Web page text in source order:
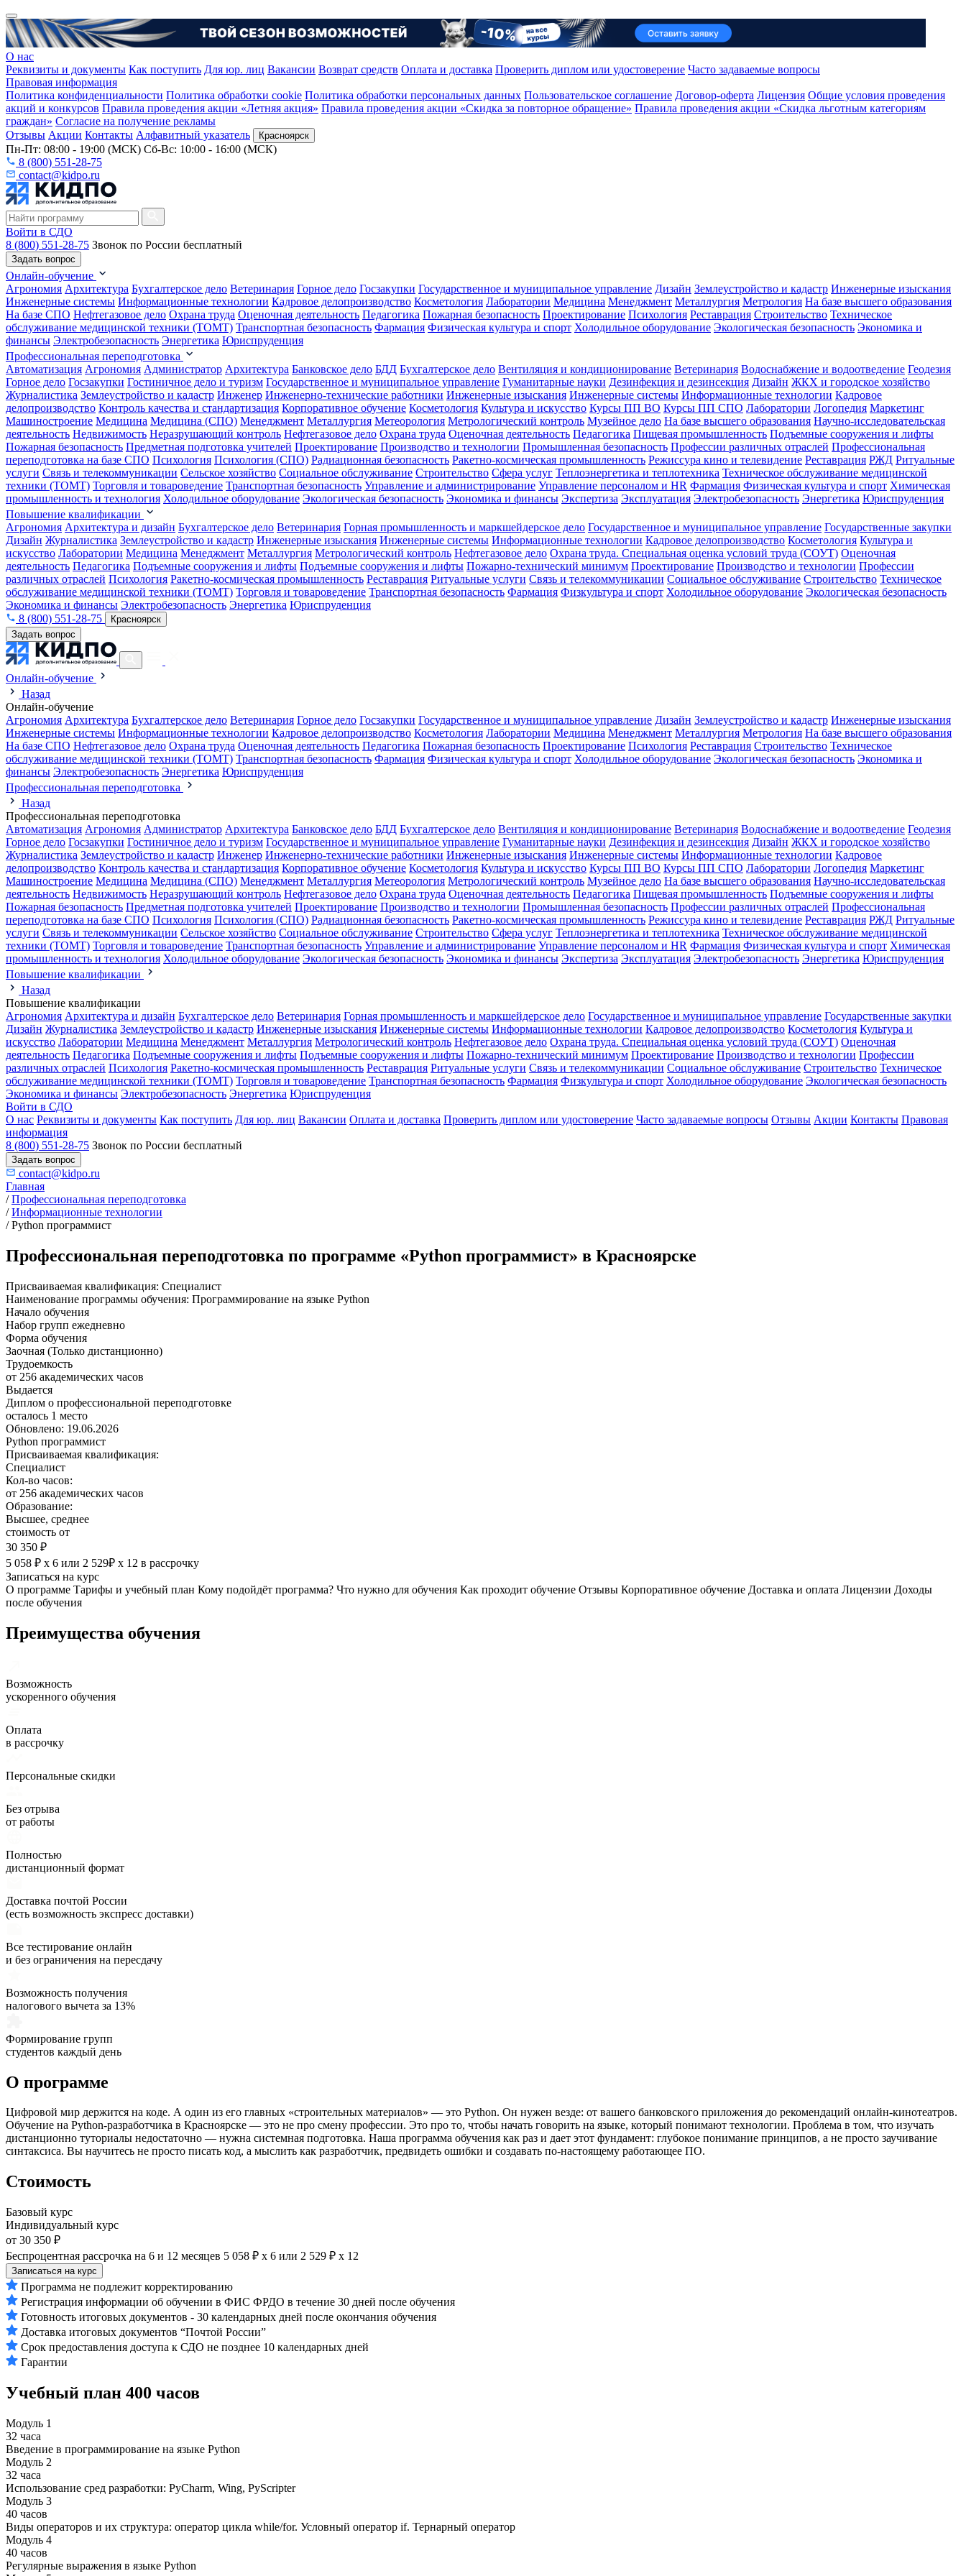
О нас
Реквизиты и документы Как поступить Для юр. лиц Вакансии Возврат средств Оплата и доставка Проверить диплом или удостоверение Часто задаваемые вопросы
Правовая информация
Политика конфиденциальности Политика обработки cookie Политика обработки персональных данных Пользовательское соглашение Договор-оферта Лицензия Общие условия проведения
акций и конкурсов Правила проведения акции «Летняя акция» Правила проведения акции «Скидка за повторное обращение» Правила проведения акции «Скидка льготным категориям
граждан» Согласие на получение рекламы
Отзывы Акции Контакты Алфавитный указатель Красноярск
Пн-Пт: 08:00 - 19:00 (МСК) Сб-Вс: 10:00 - 16:00 (МСК)
8 (800) 551-28-75
contact@kidpo.ru
Войти в СДО
8 (800) 551-28-75 Звонок по России бесплатный
Задать вопрос
Онлайн-обучение
Агрономия Архитектура Бухгалтерское дело Ветеринария Горное дело Госзакупки Государственное и муниципальное управление Дизайн Землеустройство и кадастр Инженерные изыскания
Инженерные системы Информационные технологии Кадровое делопроизводство Косметология Лаборатории Медицина Менеджмент Металлургия Метрология На базе высшего образования
На базе СПО Нефтегазовое дело Охрана труда Оценочная деятельность Педагогика Пожарная безопасность Проектирование Психология Реставрация Строительство Техническое
обслуживание медицинской техники (ТОМТ) Транспортная безопасность Фармация Физическая культура и спорт Холодильное оборудование Экологическая безопасность Экономика и
финансы Электробезопасность Энергетика Юриспруденция
Профессиональная переподготовка
Автоматизация Агрономия Администратор Архитектура Банковское дело БДД Бухгалтерское дело Вентиляция и кондиционирование Ветеринария Водоснабжение и водоотведение Геодезия
Горное дело Госзакупки Гостиничное дело и туризм Государственное и муниципальное управление Гуманитарные науки Дезинфекция и дезинсекция Дизайн ЖКХ и городское хозяйство
Журналистика Землеустройство и кадастр Инженер Инженерно-технические работники Инженерные изыскания Инженерные системы Информационные технологии Кадровое
делопроизводство Контроль качества и стандартизация Корпоративное обучение Косметология Культура и искусство Курсы ПП ВО Курсы ПП СПО Лаборатории Логопедия Маркетинг
Машиностроение Медицина Медицина (СПО) Менеджмент Металлургия Метеорология Метрологический контроль Музейное дело На базе высшего образования Научно-исследовательская
деятельность Недвижимость Неразрушающий контроль Нефтегазовое дело Охрана труда Оценочная деятельность Педагогика Пищевая промышленность Подъемные сооружения и лифты
Пожарная безопасность Предметная подготовка учителей Проектирование Производство и технологии Промышленная безопасность Профессии различных отраслей Профессиональная
переподготовка на базе СПО Психология Психология (СПО) Радиационная безопасность Ракетно-космическая промышленность Режиссура кино и телевидение Реставрация РЖД Ритуальные
услуги Связь и телекоммуникации Сельское хозяйство Социальное обслуживание Строительство Сфера услуг Теплоэнергетика и теплотехника Техническое обслуживание медицинской
техники (ТОМТ) Торговля и товароведение Транспортная безопасность Управление и администрирование Управление персоналом и HR Фармация Физическая культура и спорт Химическая
промышленность и технология Холодильное оборудование Экологическая безопасность Экономика и финансы Экспертиза Эксплуатация Электробезопасность Энергетика Юриспруденция
Повышение квалификации
Агрономия Архитектура и дизайн Бухгалтерское дело Ветеринария Горная промышленность и маркшейдерское дело Государственное и муниципальное управление Государственные закупки
Дизайн Журналистика Землеустройство и кадастр Инженерные изыскания Инженерные системы Информационные технологии Кадровое делопроизводство Косметология Культура и
искусство Лаборатории Медицина Менеджмент Металлургия Метрологический контроль Нефтегазовое дело Охрана труда. Специальная оценка условий труда (СОУТ) Оценочная
деятельность Педагогика Подъемные сооружения и лифты Подъемные сооружения и лифты Пожарно-технический минимум Проектирование Производство и технологии Профессии
различных отраслей Психология Ракетно-космическая промышленность Реставрация Ритуальные услуги Связь и телекоммуникации Социальное обслуживание Строительство Техническое
обслуживание медицинской техники (ТОМТ) Торговля и товароведение Транспортная безопасность Фармация Физкультура и спорт Холодильное оборудование Экологическая безопасность
Экономика и финансы Электробезопасность Энергетика Юриспруденция
8 (800) 551-28-75
Красноярск
Задать вопрос
Онлайн-обучение
Назад
Онлайн-обучение
Агрономия Архитектура Бухгалтерское дело Ветеринария Горное дело Госзакупки Государственное и муниципальное управление Дизайн Землеустройство и кадастр Инженерные изыскания
Инженерные системы Информационные технологии Кадровое делопроизводство Косметология Лаборатории Медицина Менеджмент Металлургия Метрология На базе высшего образования
На базе СПО Нефтегазовое дело Охрана труда Оценочная деятельность Педагогика Пожарная безопасность Проектирование Психология Реставрация Строительство Техническое
обслуживание медицинской техники (ТОМТ) Транспортная безопасность Фармация Физическая культура и спорт Холодильное оборудование Экологическая безопасность Экономика и
финансы Электробезопасность Энергетика Юриспруденция
Профессиональная переподготовка
Назад
Профессиональная переподготовка
Автоматизация Агрономия Администратор Архитектура Банковское дело БДД Бухгалтерское дело Вентиляция и кондиционирование Ветеринария Водоснабжение и водоотведение Геодезия
Горное дело Госзакупки Гостиничное дело и туризм Государственное и муниципальное управление Гуманитарные науки Дезинфекция и дезинсекция Дизайн ЖКХ и городское хозяйство
Журналистика Землеустройство и кадастр Инженер Инженерно-технические работники Инженерные изыскания Инженерные системы Информационные технологии Кадровое
делопроизводство Контроль качества и стандартизация Корпоративное обучение Косметология Культура и искусство Курсы ПП ВО Курсы ПП СПО Лаборатории Логопедия Маркетинг
Машиностроение Медицина Медицина (СПО) Менеджмент Металлургия Метеорология Метрологический контроль Музейное дело На базе высшего образования Научно-исследовательская
деятельность Недвижимость Неразрушающий контроль Нефтегазовое дело Охрана труда Оценочная деятельность Педагогика Пищевая промышленность Подъемные сооружения и лифты
Пожарная безопасность Предметная подготовка учителей Проектирование Производство и технологии Промышленная безопасность Профессии различных отраслей Профессиональная
переподготовка на базе СПО Психология Психология (СПО) Радиационная безопасность Ракетно-космическая промышленность Режиссура кино и телевидение Реставрация РЖД Ритуальные
услуги Связь и телекоммуникации Сельское хозяйство Социальное обслуживание Строительство Сфера услуг Теплоэнергетика и теплотехника Техническое обслуживание медицинской
техники (ТОМТ) Торговля и товароведение Транспортная безопасность Управление и администрирование Управление персоналом и HR Фармация Физическая культура и спорт Химическая
промышленность и технология Холодильное оборудование Экологическая безопасность Экономика и финансы Экспертиза Эксплуатация Электробезопасность Энергетика Юриспруденция
Повышение квалификации
Назад
Повышение квалификации
Агрономия Архитектура и дизайн Бухгалтерское дело Ветеринария Горная промышленность и маркшейдерское дело Государственное и муниципальное управление Государственные закупки
Дизайн Журналистика Землеустройство и кадастр Инженерные изыскания Инженерные системы Информационные технологии Кадровое делопроизводство Косметология Культура и
искусство Лаборатории Медицина Менеджмент Металлургия Метрологический контроль Нефтегазовое дело Охрана труда. Специальная оценка условий труда (СОУТ) Оценочная
деятельность Педагогика Подъемные сооружения и лифты Подъемные сооружения и лифты Пожарно-технический минимум Проектирование Производство и технологии Профессии
различных отраслей Психология Ракетно-космическая промышленность Реставрация Ритуальные услуги Связь и телекоммуникации Социальное обслуживание Строительство Техническое
обслуживание медицинской техники (ТОМТ) Торговля и товароведение Транспортная безопасность Фармация Физкультура и спорт Холодильное оборудование Экологическая безопасность
Экономика и финансы Электробезопасность Энергетика Юриспруденция
Войти в СДО
О нас Реквизиты и документы Как поступить Для юр. лиц Вакансии Оплата и доставка Проверить диплом или удостоверение Часто задаваемые вопросы Отзывы Акции Контакты Правовая
информация
8 (800) 551-28-75 Звонок по России бесплатный
Задать вопрос
contact@kidpo.ru
Главная
/ Профессиональная переподготовка
/ Информационные технологии
/ Python программист
Профессиональная переподготовка по программе «Python программист» в Красноярске
Присваиваемая квалификация: Специалист
Наименование программы обучения: Программирование на языке Python
Начало обучения
Набор групп ежедневно
Форма обучения
Заочная (Только дистанционно)
Трудоемкость
от 256 академических часов
Выдается
Диплом о профессиональной переподготовке
осталось 1 место
Обновлено: 19.06.2026
Python программист
Присваиваемая квалификация:
Специалист
Кол-во часов:
от 256 академических часов
Образование:
Высшее, среднее
стоимость от
30 350 ₽
5 058 ₽ х 6 или 2 529₽ х 12 в рассрочку
Записаться на курс
О программе Тарифы и учебный план Кому подойдёт программа? Что нужно для обучения Как проходит обучение Отзывы Корпоративное обучение Доставка и оплата Лицензии Доходы
после обучения
Преимущества обучения
Возможность
ускоренного обучения
Оплата
в рассрочку
Персональные скидки
Без отрыва
от работы
Полностью
дистанционный формат
Доставка почтой России
(есть возможность экспресс доставки)
Все тестирование онлайн
и без ограничения на пересдачу
Возможность получения
налогового вычета за 13%
Формирование групп
студентов каждый день
О программе
Цифровой мир держится на коде. А один из его главных «строительных материалов» — это Python. Он нужен везде: от вашего банковского приложения до рекомендаций онлайн-кинотеатров.
Обучение на Python-разработчика в Красноярске — это не про смену профессии. Это про то, чтобы начать говорить на языке, который понимают технологии. Проблема в том, что изучать
дистанционно туториалы недостаточно — нужна системная подготовка. Наша программа обучения как раз и дает этот фундамент: глубокое понимание принципов, а не просто заучивание
синтаксиса. Вы научитесь не просто писать код, а мыслить как разработчик, предвидеть ошибки и создавать по-настоящему работающее ПО.
Стоимость
Базовый курс
Индивидуальный курс
от 30 350 ₽
Беспроцентная рассрочка на 6 и 12 месяцев 5 058 ₽ х 6 или 2 529 ₽ х 12
Записаться на курс
Программа не подлежит корректированию
Регистрация информации об обучении в ФИС ФРДО в течение 30 дней после обучения
Готовность итоговых документов - 30 календарных дней после окончания обучения
Доставка итоговых документов “Почтой России”
Срок предоставления доступа к СДО не позднее 10 календарных дней
Гарантии
Учебный план 400 часов
Модуль 1
32 часа
Введение в программирование на языке Python
Модуль 2
32 часа
Использование сред разработки: PyCharm, Wing, PyScripter
Модуль 3
40 часов
Виды операторов и их структура: оператор цикла while/for. Условный оператор if. Тернарный оператор
Модуль 4
40 часов
Регулярные выражения в языке Python